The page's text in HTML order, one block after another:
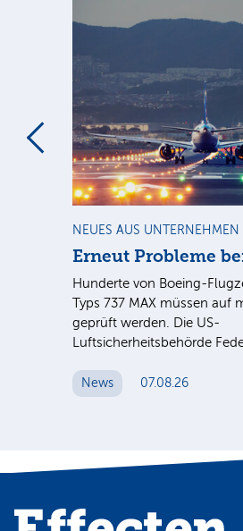
NEUES AUS UNTERNEHMEN
Erneut Probleme
Hunderte von Boeing-
Typs 737 MAX müssen auf
geprüft werden. Die US-
Luftsicherheitsbehörde
News 07.08.26